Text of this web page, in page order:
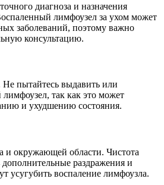
диагноза и назначения
лимфоузел за ухом может
заболеваний, поэтому важно
консультацию.
Не пытайтесь выдавить или
так как это может
и ухудшению состояния.
и окружающей области. Чистота
раздражения и
усугубить воспаление лимфоузла.